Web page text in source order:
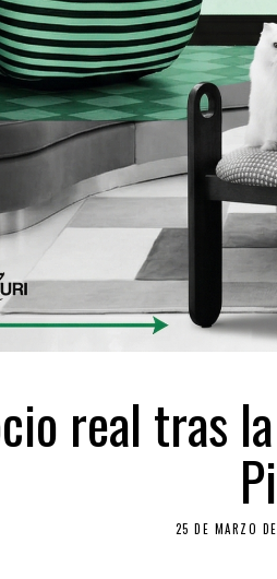
real tras la
25 DE MARZO